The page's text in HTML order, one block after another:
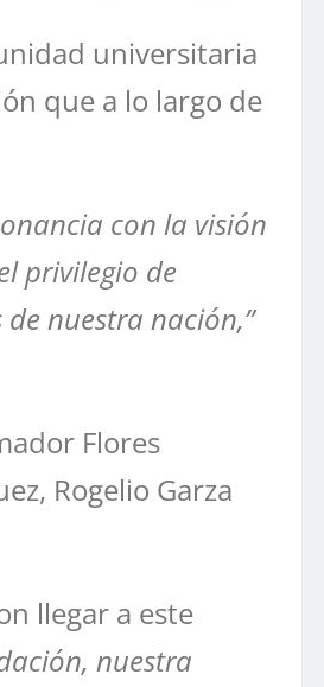
universitaria
que a lo largo de
con la visión
privilegio de
nuestra nación,”
Flores
Rogelio Garza
llegar a este
nuestra